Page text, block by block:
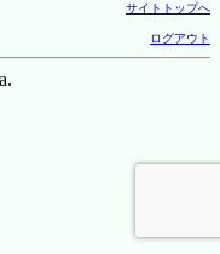
サイトトップへ
ログアウト